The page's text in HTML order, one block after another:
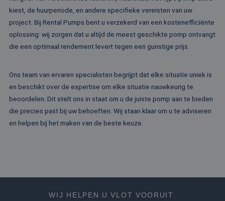
kiest, de huurperiode, en andere specifieke vereisten van uw
project. Bij Rental Pumps bent u verzekerd van een kostenefficiënte
oplossing: wij zorgen dat u altijd de meest geschikte pomp ontvangt
die een optimaal rendement levert tegen een gunstige prijs.
Ons team van ervaren specialisten begrijpt dat elke situatie uniek is
en beschikt over de expertise om elke situatie nauwkeurig te
beoordelen. Dit stelt ons in staat om u de juiste pomp aan te bieden
die precies past bij uw behoeften. Wij staan klaar om u te adviseren
en helpen bij het maken van de beste keuze.
WIJ HELPEN U VLOT VOORUIT.
genoemde
bezocht.
lidc
Microsoft
Corporation
.linkedin.com
1 dag
Dit is een
MSN 1st party
die zorgt voor de
goede werking
deze website.
MSN 1st party
het gebruik van
website voor
analyses te
Meta Platform
Inc.